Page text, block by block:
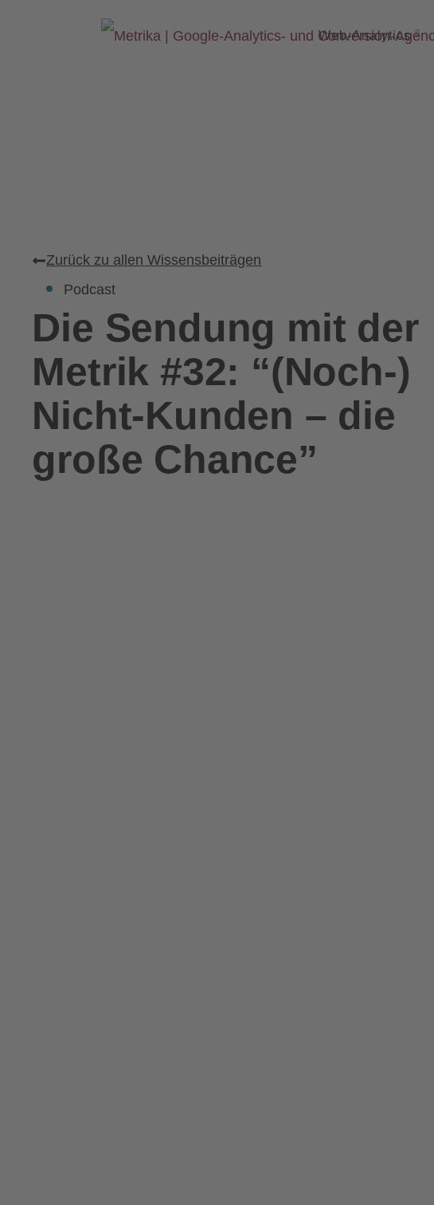
Web-Analytics
Zurück zu allen Wissensbeiträgen
Podcast
Die Sendung mit der
Metrik #32: “(Noch-)
Nicht-Kunden – die
große Chance”